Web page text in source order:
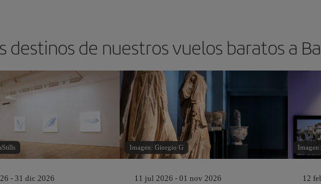
destinos de nuestros vuelos baratos a
- 31 dic 2026
Imagen: Giorgio G
11 jul 2026 - 01 nov 2026 12